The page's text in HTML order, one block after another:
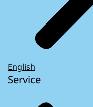
English
Service